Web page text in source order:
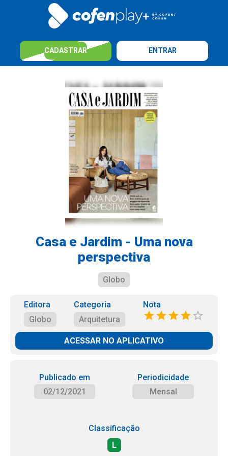
CADASTRAR ENTRAR
Casa e Jardim - Uma nova
perspectiva
Globo
Editora
Globo
Categoria
Arquitetura
Nota
ACESSAR NO APLICATIVO
Publicado em
02/12/2021
Periodicidade
Mensal
Classificação
L